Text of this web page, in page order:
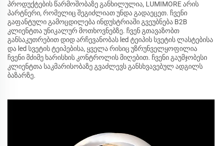
პროდუქტების წარმოშობაზე განხილულია, LUMIMORE არის
პარტნერი, რომელიც შეგიძლიათ უნდა გადაეცეთ. ჩვენი
გაფანტული გამოცდილება ინდუსტრიაში გვეუბნება B2B
კლიენტთა უნიკალურ მოთხოვნებზე. ჩვენ გთავაზობთ
განსაკუთრებით დიდ არჩევანობას led ტეიპის სვეტის ლასტებისა
და led სვეტის ტეიპებისა, ყველა რისიც უზრუნველყოფილია
ჩვენი მძიმე ხარისხის კონტროლის მიღებით. ჩვენი გაუმჯობესი
კლიენტთა საკმარისობაზე გვაძლევს განსხვავებულ ადგილს
ბაზარზე.